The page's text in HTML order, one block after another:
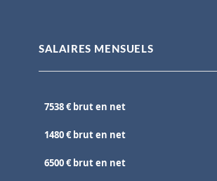
SALAIRES MENSUELS
7538 € brut en net
1480 € brut en net
6500 € brut en net